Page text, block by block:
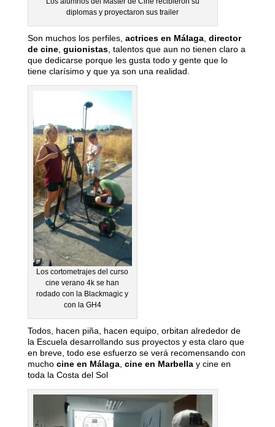
diplomas y proyectaron sus trailer
Son muchos los perfiles, actrices en Málaga, director
de cine, guionistas, talentos que aun no tienen claro a
que dedicarse porque les gusta todo y gente que lo
tiene clarísimo y que ya son una realidad.
Los cortometrajes del curso
cine verano 4k se han
rodado con la Blackmagic y
con la GH4
Todos, hacen piña, hacen equipo, orbitan alrededor de
la Escuela desarrollando sus proyectos y esta claro que
en breve, todo ese esfuerzo se verá recomensando con
mucho cine en Málaga, cine en Marbellay cine en
toda la Costa del Sol